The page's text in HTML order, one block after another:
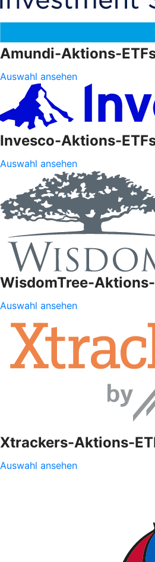
Amundi-Aktions-
Auswahl ansehen
Invesco-Aktions-
Auswahl ansehen
WisdomTree-
Auswahl ansehen
Xtrackers-Aktions-
Auswahl ansehen